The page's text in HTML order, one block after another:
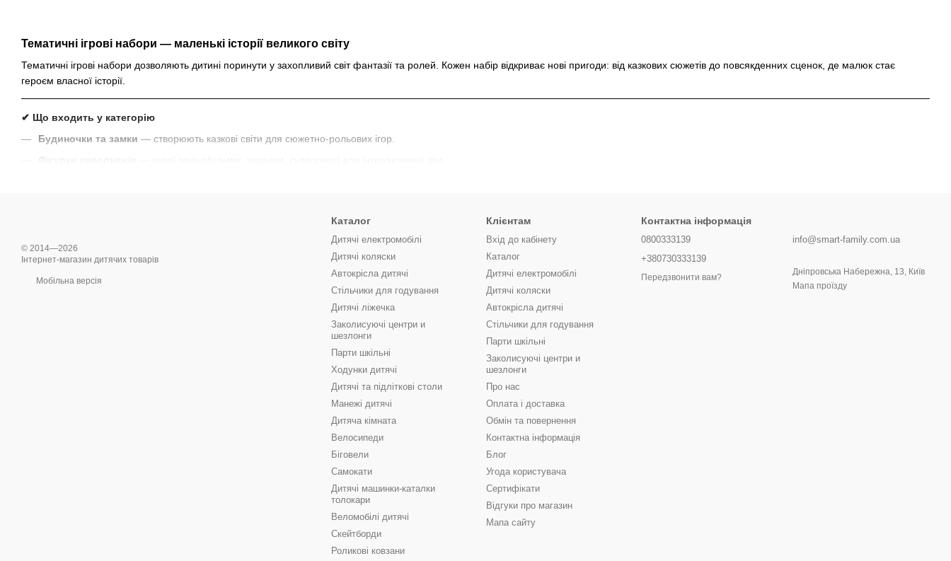
Тематичні ігрові набори — маленькі історії великого світу
Тематичні ігрові набори дозволяють дитині поринути у захопливий світ фантазії та ролей. Кожен набір відкриває нові пригоди: від казкових сюжетів до повсякденних сценок, де малюк стає
героєм власної історії.
✔ Що входить у категорію
Будиночки та замки — створюють казкові світи для сюжетно‑рольових ігор.
— кухня, магазин, лікарня, школа — дитина приміряє різні професії та соціальні ролі.
© 2014—2026
Інтернет-магазин дитячих товарів
Мобільна версія
Каталог
Дитячі електромобілі
Дитячі коляски
Автокрісла дитячі
Стільчики для годування
Дитячі ліжечка
Заколисуючі центри и
шезлонги
Парти шкільні
Ходунки дитячі
Дитячі та підліткові столи
Манежі дитячі
Дитяча кімната
Велосипеди
Біговели
Самокати
Дитячі машинки-каталки
толокари
Веломобілі дитячі
Скейтборди
Роликові ковзани
Клієнтам
Вхід до кабінету
Каталог
Дитячі електромобілі
Дитячі коляски
Автокрісла дитячі
Стільчики для годування
Парти шкільні
Заколисуючі центри и
шезлонги
Про нас
Оплата і доставка
Обмін та повернення
Контактна інформація
Блог
Угода користувача
Сертифікати
Відгуки про магазин
Мапа сайту
Контактна інформація
0800333139
+380730333139
Передзвонити вам?
info@smart-family.com.ua
Дніпровська Набережна, 13, Київ
Мапа проїзду